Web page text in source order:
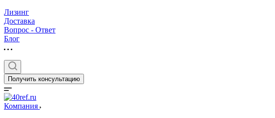
Лизинг
Доставка
Вопрос - Ответ
Блог
Получить консультацию
Компания